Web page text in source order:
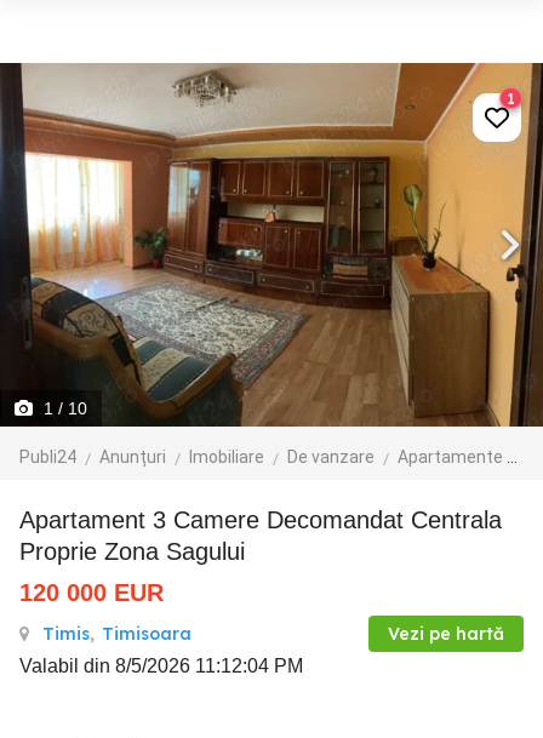
1 / 10
Publi24 Anunțuri Imobiliare De vanzare Apartamente de vanzare
1
Apartament 3 Camere Decomandat Centrala
Proprie Zona Sagului
120 000 EUR
Timis, Timisoara Vezi pe hartă
Valabil din 8/5/2026 11:12:04 PM